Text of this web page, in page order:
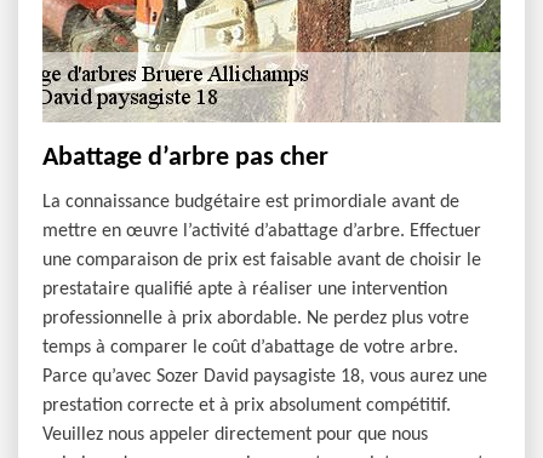
Abattage d’arbre pas cher
La connaissance budgétaire est primordiale avant de
mettre en œuvre l’activité d’abattage d’arbre. Effectuer
une comparaison de prix est faisable avant de choisir le
prestataire qualifié apte à réaliser une intervention
professionnelle à prix abordable. Ne perdez plus votre
temps à comparer le coût d’abattage de votre arbre.
Parce qu’avec Sozer David paysagiste 18, vous aurez une
prestation correcte et à prix absolument compétitif.
Veuillez nous appeler directement pour que nous